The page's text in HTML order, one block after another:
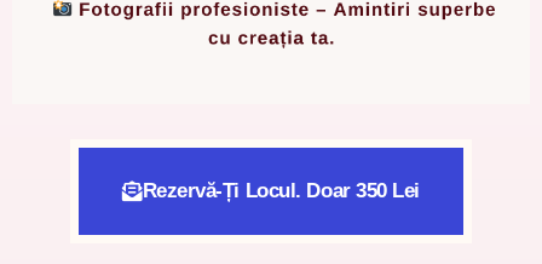
Rezervă-Ți Locul. Doar 350 Lei